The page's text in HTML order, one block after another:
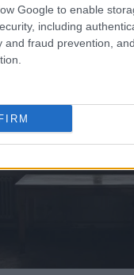
Google to enable
including
and fraud prevention,